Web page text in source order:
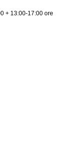
+ 13:00-17:00 ore